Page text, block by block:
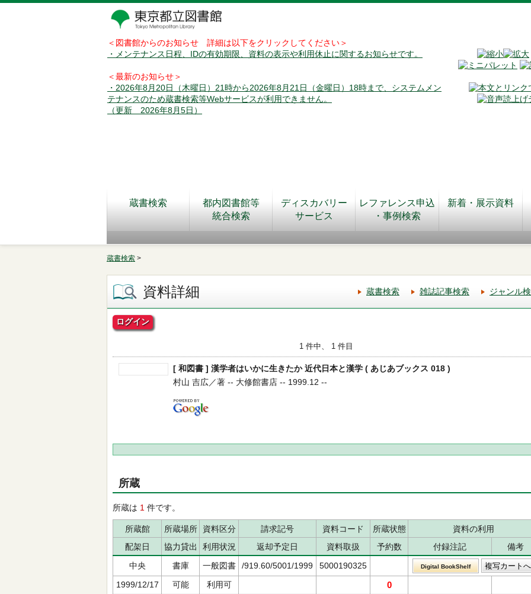
＜図書館からのお知らせ 詳細は以下をクリックしてください＞
・メンテナンス日程、IDの有効期限、資料の表示や利用休止に関するお知らせです。
＜最新のお知らせ＞
・2026年8月20日（木曜日）21時から2026年8月21日（金曜日）18時まで、システムメン
テナンスのため蔵書検索等Webサービスが利用できません。
（更新 2026年8月5日）
蔵書検索
都内図書館等
統合検索
ディスカバリー
サービス
レファレンス申込
・事例検索
新着・展示資料
蔵書検索 >
資料詳細 蔵書検索 雑誌記事検索 ジャンル
ログイン
1 件中、 1 件目
[ 和図書 ] 漢学者はいかに生きたか 近代日本と漢学 ( あじあブックス 018 )
村山 吉広／著 -- 大修館書店 -- 1999.12 --
所蔵
所蔵は 1 件です。
所蔵館 所蔵場所 資料区分 請求記号 資料コード 所蔵状態
資料の利用
配架日
協力貸出 利用状況 返却予定日 資料取扱 予約数 付録注記
備考
中央
書庫 一般図書 /919.60/5001/1999 5000190325 Digital BookShelf
1999/12/17 可能 利用可 0